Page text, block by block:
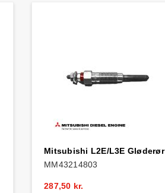
Mitsubishi L2E/L3E Gløderør
MM43214803
287,50 kr.